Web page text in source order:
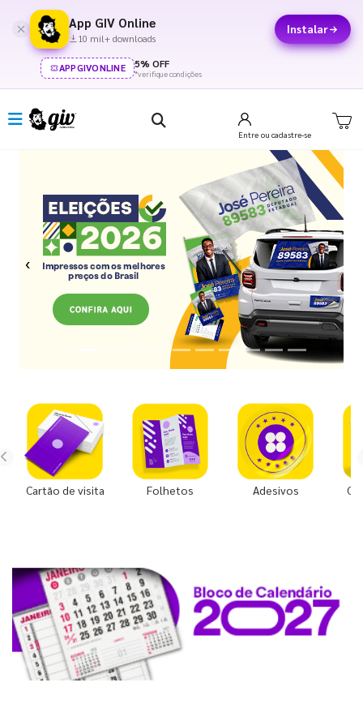
App GIV Online
10 mil+ downloads
Instalar
APPGIVONLINE 5% OFF
*verifique condições
Entre ou cadastre-se
Previous Next
Cartão de visita Folhetos Adesivos